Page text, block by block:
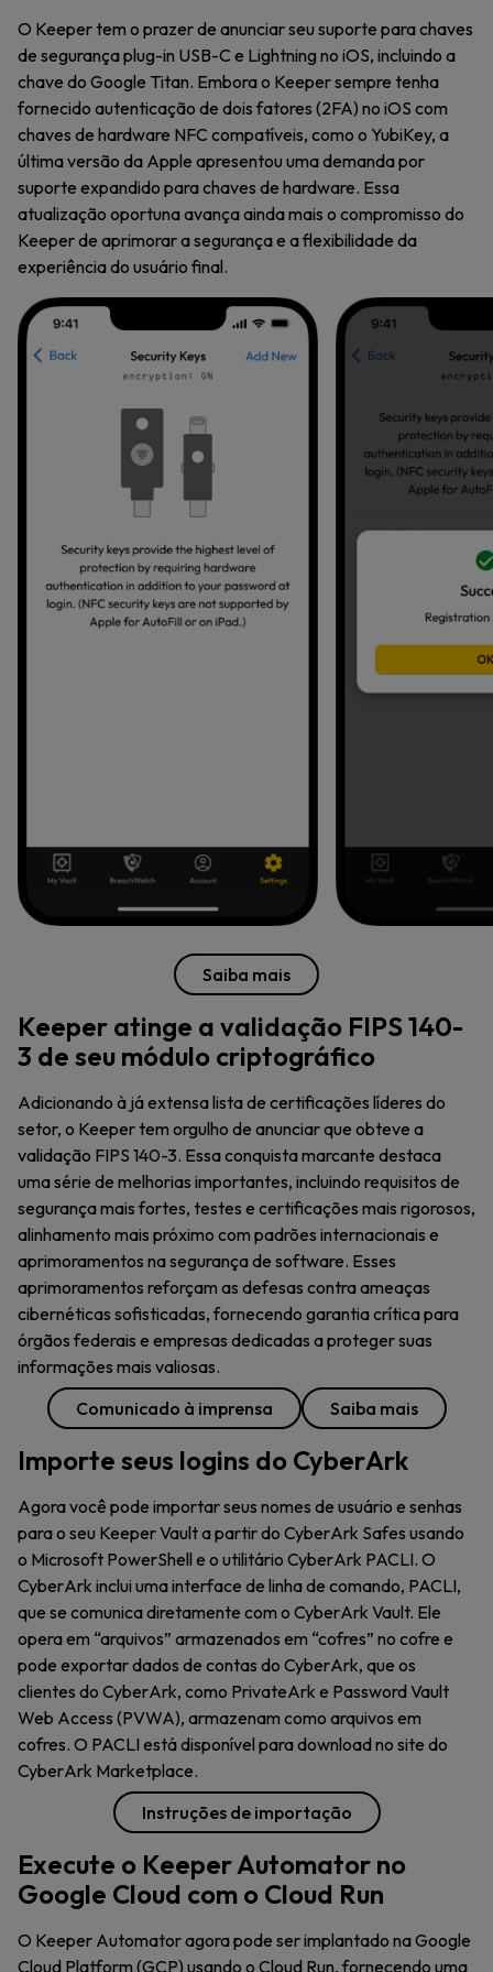
O Keeper tem o prazer de anunciar seu suporte para chaves
de segurança plug-in USB-C e Lightning no iOS, incluindo a
chave do Google Titan. Embora o Keeper sempre tenha
fornecido autenticação de dois fatores (2FA) no iOS com
chaves de hardware NFC compatíveis, como o YubiKey, a
última versão da Apple apresentou uma demanda por
suporte expandido para chaves de hardware. Essa
atualização oportuna avança ainda mais o compromisso do
Keeper de aprimorar a segurança e a flexibilidade da
experiência do usuário final.
Saiba mais
Keeper atinge a validação FIPS 140-
3 de seu módulo criptográfico
Adicionando à já extensa lista de certificações líderes do
setor, o Keeper tem orgulho de anunciar que obteve a
validação FIPS 140-3. Essa conquista marcante destaca
uma série de melhorias importantes, incluindo requisitos de
segurança mais fortes, testes e certificações mais rigorosos,
alinhamento mais próximo com padrões internacionais e
aprimoramentos na segurança de software. Esses
aprimoramentos reforçam as defesas contra ameaças
cibernéticas sofisticadas, fornecendo garantia crítica para
órgãos federais e empresas dedicadas a proteger suas
informações mais valiosas.
Comunicado à imprensa
Saiba mais
Importe seus logins do CyberArk
Agora você pode importar seus nomes de usuário e senhas
para o seu Keeper Vault a partir do CyberArk Safes usando
o Microsoft PowerShell e o utilitário CyberArk PACLI. O
CyberArk inclui uma interface de linha de comando, PACLI,
que se comunica diretamente com o CyberArk Vault. Ele
opera em “arquivos” armazenados em “cofres” no cofre e
pode exportar dados de contas do CyberArk, que os
clientes do CyberArk, como PrivateArk e Password Vault
Web Access (PVWA), armazenam como arquivos em
cofres. O PACLI está disponível para download no site do
CyberArk Marketplace.
Instruções de importação
Execute o Keeper Automator no
Google Cloud com o Cloud Run
O Keeper Automator agora pode ser implantado na Google
Cloud Platform (GCP) usando o Cloud Run, fornecendo uma